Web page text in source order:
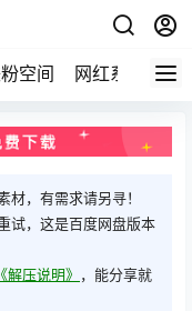
空间 网红系列 打
，有需求请另寻！
试，这是百度网盘版本
《解压说明》 ，能分享就